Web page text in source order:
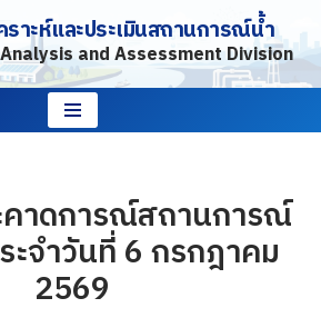
ราะห์และประเมินสถานการณ์น้ำ
and Assessment Division
คาดการณ์สถานการณ์
ะจำวันที่ 6 กรกฎาคม
2569